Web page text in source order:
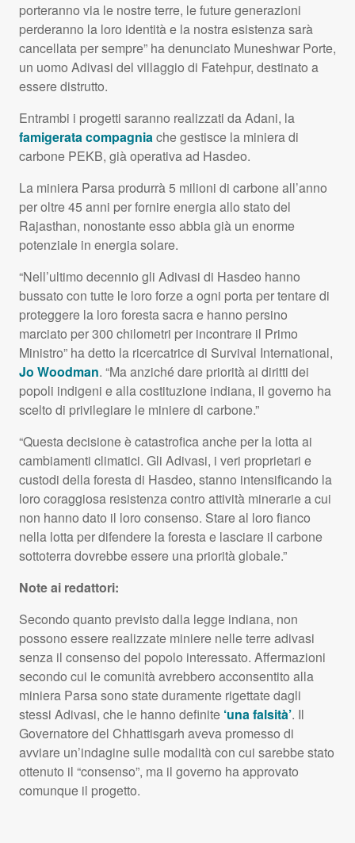
porteranno via le nostre terre, le future generazioni
perderanno la loro identità e la nostra esistenza sarà
cancellata per sempre” ha denunciato Muneshwar Porte,
un uomo Adivasi del villaggio di Fatehpur, destinato a
essere distrutto.
Entrambi i progetti saranno realizzati da Adani, la
famigerata compagniache gestisce la miniera di
carbone PEKB, già operativa ad Hasdeo.
La miniera Parsa produrrà 5 milioni di carbone all’anno
per oltre 45 anni per fornire energia allo stato del
Rajasthan, nonostante esso abbia già un enorme
potenziale in energia solare.
“Nell’ultimo decennio gli Adivasi di Hasdeo hanno
bussato con tutte le loro forze a ogni porta per tentare di
proteggere la loro foresta sacra e hanno persino
marciato per 300 chilometri per incontrare il Primo
Ministro” ha detto la ricercatrice di Survival International,
Jo Woodman. “Ma anziché dare priorità ai diritti dei
popoli indigeni e alla costituzione indiana, il governo ha
scelto di privilegiare le miniere di carbone.”
“Questa decisione è catastrofica anche per la lotta ai
cambiamenti climatici. Gli Adivasi, i veri proprietari e
custodi della foresta di Hasdeo, stanno intensificando la
loro coraggiosa resistenza contro attività minerarie a cui
non hanno dato il loro consenso. Stare al loro fianco
nella lotta per difendere la foresta e lasciare il carbone
sottoterra dovrebbe essere una priorità globale.”
Note ai redattori:
Secondo quanto previsto dalla legge indiana, non
possono essere realizzate miniere nelle terre adivasi
senza il consenso del popolo interessato. Affermazioni
secondo cui le comunità avrebbero acconsentito alla
miniera Parsa sono state duramente rigettate dagli
stessi Adivasi, che le hanno definite ‘una falsità’. Il
Governatore del Chhattisgarh aveva promesso di
avviare un’indagine sulle modalità con cui sarebbe stato
ottenuto il “consenso”, ma il governo ha approvato
comunque il progetto.